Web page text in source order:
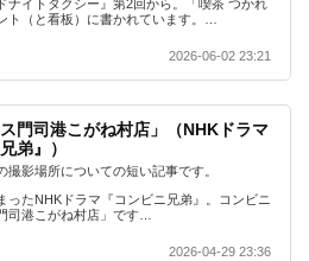
ナイトタクシー』第2回から。「喫茶 つかれ
ト（と看板）に書かれています。…
2026-06-02 23:21
ス門司港こがね村店」（NHKドラマ
弟』）
撮影場所についての短い記事です。
ったNHKドラマ『コンビニ兄弟』。コンビニ
司港こがね村店」です…
2026-04-29 23:36